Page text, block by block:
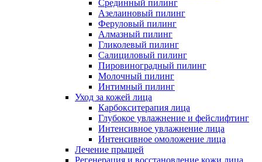
Срединный пилинг
Азелаиновый пилинг
Феруловый пилинг
Алмазный пилинг
Гликолевый пилинг
Салициловый пилинг
Пировиноградный пилинг
Молочный пилинг
Интимный пилинг
Уход за кожей лица
Карбокситерапия лица
Глубокое увлажнение и фейслифтинг
Интенсивное увлажнение лица
Интенсивное омоложение лица
Лечение прыщей
Регенерация и восстановление кожи лица